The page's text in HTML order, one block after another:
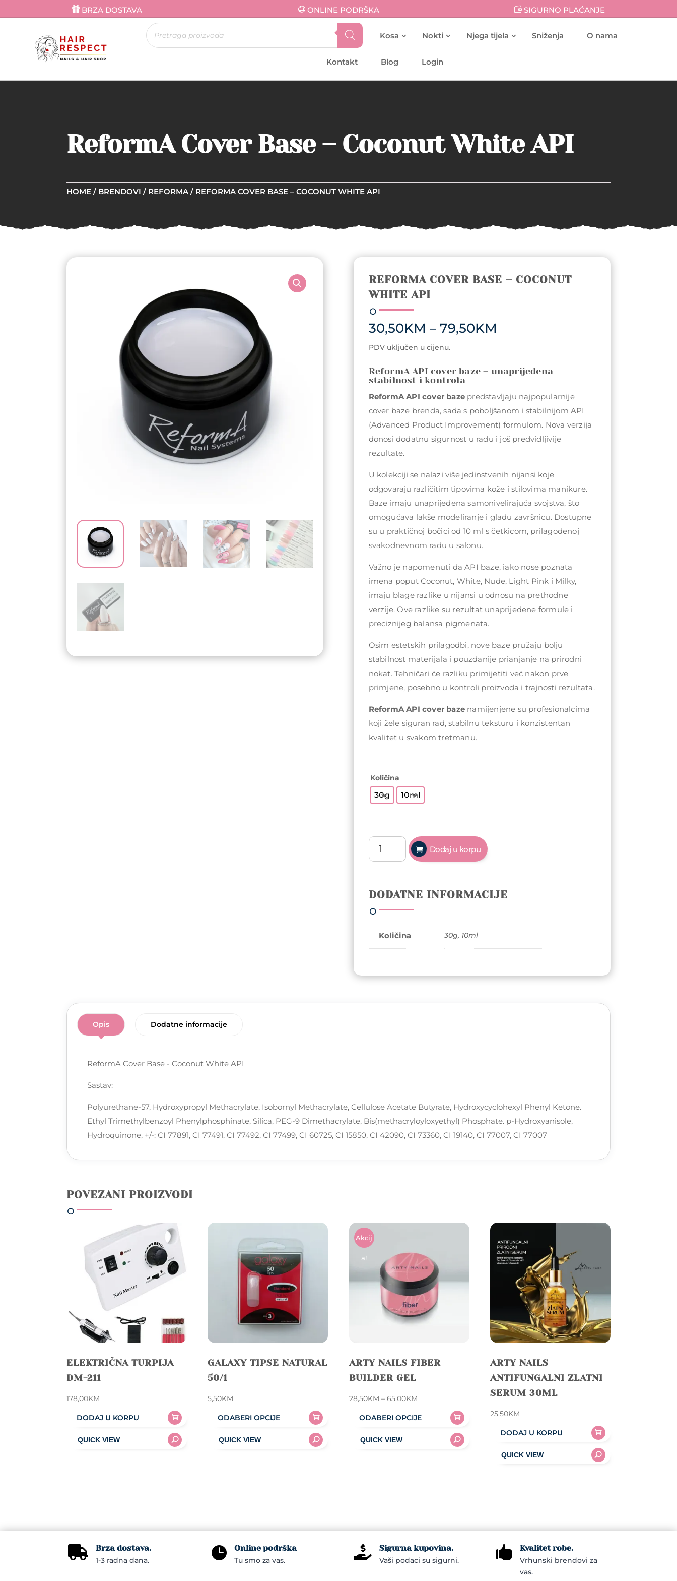
BRZA DOSTAVA ONLINE PODRŠKA SIGURNO PLAĆANJE
Products
search Kosa Nokti Njega tijela Sniženja O nama
Kontakt Blog Login
ReformA Cover Base – Coconut White API
HOME / BRENDOVI / REFORMA / REFORMA COVER BASE – COCONUT WHITE API
REFORMA COVER BASE – COCONUT
WHITE API
30,50KM – 79,50KM
79,50KM
PDV uključen u cijenu.
ReformA API cover baze – unaprijeđena
stabilnost i kontrola
ReformA API cover baze predstavljaju najpopularnije
cover baze brenda, sada s poboljšanom i stabilnijom API
(Advanced Product Improvement) formulom. Nova verzija
donosi dodatnu sigurnost u radu i još predvidljivije
rezultate.
U kolekciji se nalazi više jedinstvenih nijansi koje
odgovaraju različitim tipovima kože i stilovima manikure.
Baze imaju unaprijeđena samonivelirajuća svojstva, što
omogućava lakše modeliranje i glađu završnicu. Dostupne
su u praktičnoj bočici od 10 ml s četkicom, prilagođenoj
svakodnevnom radu u salonu.
Važno je napomenuti da API baze, iako nose poznata
imena poput Coconut, White, Nude, Light Pink i Milky,
imaju blage razlike u nijansi u odnosu na prethodne
verzije. Ove razlike su rezultat unaprijeđene formule i
preciznijeg balansa pigmenata.
Osim estetskih prilagodbi, nove baze pružaju bolju
stabilnost materijala i pouzdanije prianjanje na prirodni
nokat. Tehničari će razliku primijetiti već nakon prve
primjene, posebno u kontroli proizvoda i trajnosti rezultata.
ReformA API cover baze namijenjene su profesionalcima
koji žele siguran rad, stabilnu teksturu i konzistentan
kvalitet u svakom tretmanu.
Količina
30g 10ml
ReformA
Cover
Base
White
API
količina
Dodaj u korpu
DODATNE INFORMACIJE
Količina 30g, 10ml
Opis Dodatne informacije
ReformA Cover Base - Coconut White API
Sastav:
Polyurethane-57, Hydroxypropyl Methacrylate, Isobornyl Methacrylate, Cellulose Acetate Butyrate, Hydroxycyclohexyl Phenyl Ketone.
Ethyl Trimethylbenzoyl Phenylphosphinate, Silica, PEG-9 Dimethacrylate, Bis(methacryloyloxyethyl) Phosphate. p-Hydroxyanisole,
Hydroquinone, +/-: CI 77891, CI 77491, CI 77492, CI 77499, CI 60725, CI 15850, CI 42090, CI 73360, CI 19140, CI 77007, CI 77007
POVEZANI PROIZVODI
ELEKTRIČNA TURPIJA
DM-211
178,00KM
DODAJ U KORPU
GALAXY TIPSE NATURAL
50/1
5,50KM
ODABERI OPCIJE
product
chosen
Akcij
A!
ARTY NAILS FIBER
BUILDER GEL
28,50KM – 65,00KMPrice
ODABERI OPCIJE
product
chosen
ARTY NAILS
ANTIFUNGALNI ZLATNI
SERUM 30ML
25,50KM
DODAJ U KORPU
 Brza dostava.
1-3 radna dana.  Online podrška
Tu smo za vas.  Sigurna kupovina.
Vaši podaci su sigurni.  Kvalitet robe.
Vrhunski brendovi za
vas.